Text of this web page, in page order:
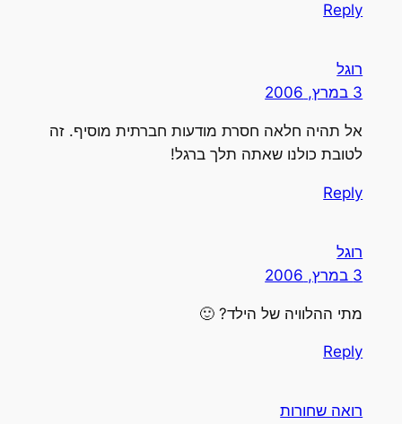
Reply
רוגל
3 במרץ, 2006
אל תהיה חלאה חסרת מודעות חברתית מוסיף. זה
לטובת כולנו שאתה תלך ברגל!
Reply
רוגל
3 במרץ, 2006
מתי ההלוויה של הילד? 🙂
Reply
רואה שחורות